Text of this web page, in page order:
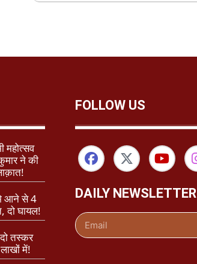
महोत्सव
ने की
आने से 4
दो घायल!
तस्कर
में!
FOLLOW US
DAILY NEWSLETTER